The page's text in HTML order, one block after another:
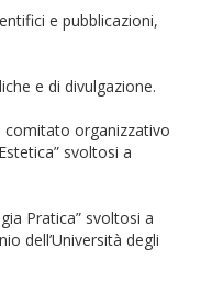
e pubblicazioni,
e di divulgazione.
organizzativo
svoltosi a
Pratica” svoltosi a
dell’Università degli